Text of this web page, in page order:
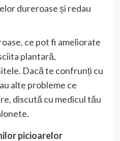
dureroase și redau
ce pot fi ameliorate
plantară,
Dacă te confrunți cu
alte probleme ce
discută cu medicul tău
picioarelor